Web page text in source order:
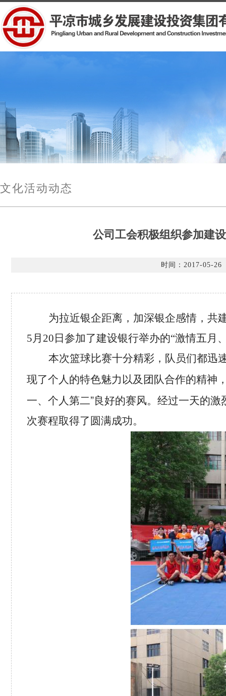
文化活动动态
公司工会积极组织参加建
时间：2017-05-26
为拉近银企距离，加深银企感情，共
5月20日参加了建设银行举办的“激情五月
本次篮球比赛十分精彩，队员们都迅
现了个人的特色魅力以及团队合作的精神
一、个人第二”良好的赛风。经过一天的
次赛程取得了圆满成功。